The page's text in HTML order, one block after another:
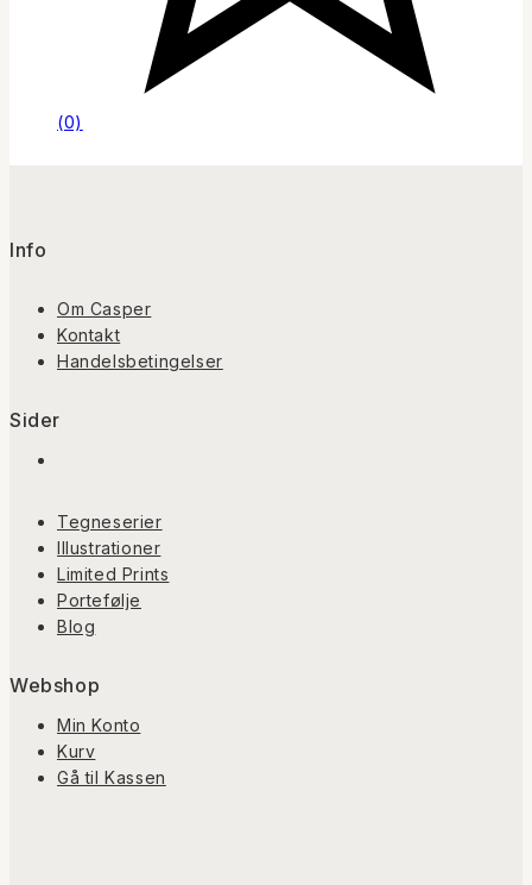
(0)
Info
Om Casper
Kontakt
Handelsbetingelser
Sider
Tegneserier
Illustrationer
Limited Prints
Portefølje
Blog
Webshop
Min Konto
Kurv
Gå til Kassen